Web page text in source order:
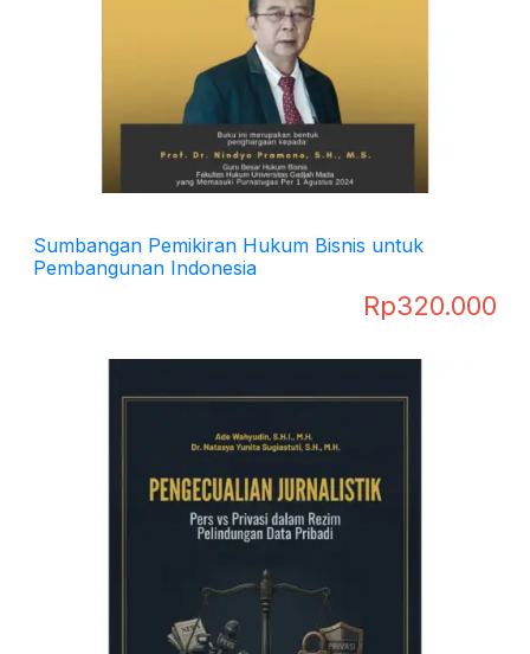
Sumbangan Pemikiran Hukum Bisnis untuk
Pembangunan Indonesia
Rp320.000